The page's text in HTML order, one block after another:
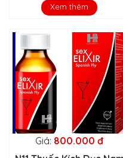
Xem thêm
Giá: 800.000 đ